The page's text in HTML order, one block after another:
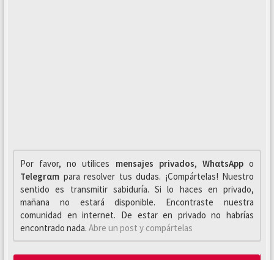
Por favor, no utilices mensajes privados, WhαtsAppo
Telegrαm para resolver tus dudas. ¡Compártelas! Nuestro
sentido es transmitir sabiduría. Si lo haces en privado,
mañana no estará disponible. Encontraste nuestra
comunidad en internet. De estar en privado no habrías
encontrado nada. Abre un post y compártelas